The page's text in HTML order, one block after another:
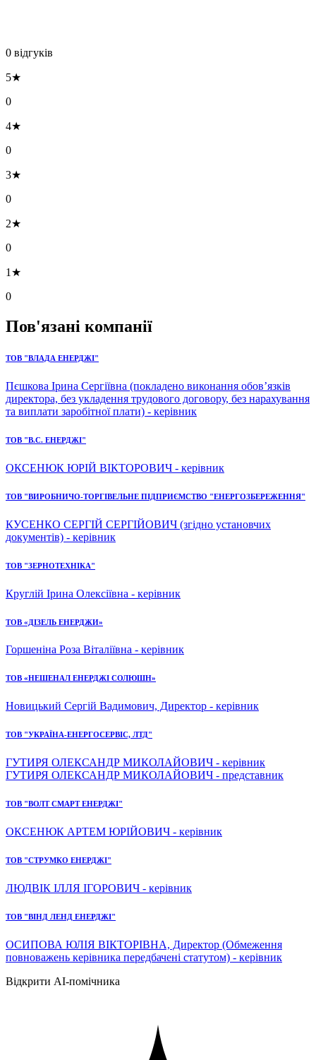
0 відгуків
5★
0
4★
0
3★
0
2★
0
1★
0
Пов'язані компанії
ТОВ "ВЛАДА ЕНЕРДЖІ"
Пєшкова Ірина Сергіївна (покладено виконання обов’язків
директора, без укладення трудового договору, без нарахування
та виплати заробітної плати) - керівник
ТОВ "В.С. ЕНЕРДЖІ"
ОКСЕНЮК ЮРІЙ ВІКТОРОВИЧ - керівник
ТОВ "ВИРОБНИЧО-ТОРГІВЕЛЬНЕ ПІДПРИЄМСТВО "ЕНЕРГОЗБЕРЕЖЕННЯ"
КУСЕНКО СЕРГІЙ СЕРГІЙОВИЧ (згідно установчих
документів) - керівник
ТОВ "ЗЕРНОТЕХНІКА"
Круглій Ірина Олексіївна - керівник
ТОВ «ДІЗЕЛЬ ЕНЕРДЖИ»
Горшеніна Роза Віталіївна - керівник
ТОВ «НЕШЕНАЛ ЕНЕРДЖІ СОЛЮШН»
Новицький Сергій Вадимович, Директор - керівник
ТОВ "УКРАЇНА-ЕНЕРГОСЕРВІС, ЛТД"
ГУТИРЯ ОЛЕКСАНДР МИКОЛАЙОВИЧ - керівник
ГУТИРЯ ОЛЕКСАНДР МИКОЛАЙОВИЧ - представник
ТОВ "ВОЛТ СМАРТ ЕНЕРДЖІ"
ОКСЕНЮК АРТЕМ ЮРІЙОВИЧ - керівник
ТОВ "СТРУМКО ЕНЕРДЖІ"
ЛЮДВІК ІЛЛЯ ІГОРОВИЧ - керівник
ТОВ "ВІНД ЛЕНД ЕНЕРДЖІ"
ОСИПОВА ЮЛІЯ ВІКТОРІВНА, Директор (Обмеження
повноважень керівника передбачені статутом) - керівник
Відкрити AI-помічника